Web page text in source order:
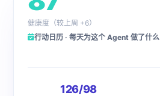
健康度（较上周 +6）
行动日历 · 每天为这个 Agent 做了什么
126/98